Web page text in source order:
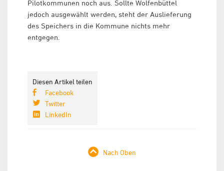
Pilotkommunen noch aus. Sollte Wolfenbüttel
jedoch ausgewählt werden, steht der Auslieferung
des Speichers in die Kommune nichts mehr
entgegen.
Diesen Artikel teilen
Facebook
Twitter
LinkedIn
Nach Oben